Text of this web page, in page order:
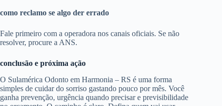
como reclamo se algo der errado
Fale primeiro com a operadora nos canais oficiais. Se não
resolver, procure a ANS.
conclusão e próxima ação
O Sulamérica Odonto em Harmonia – RS é uma forma
simples de cuidar do sorriso gastando pouco por mês. Você
ganha prevenção, urgência quando precisar e previsibilidade